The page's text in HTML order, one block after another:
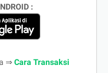
:
⇒ Cara Transaksi